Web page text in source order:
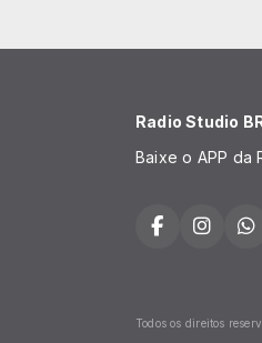
Radio Studio
Baixe o APP da
Todos os direitos